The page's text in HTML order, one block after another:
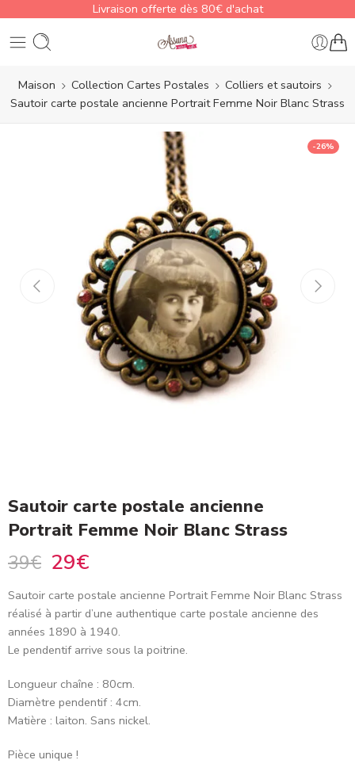
Livraison offerte dès 80€ d'achat
Maison Collection Cartes Postales
Colliers et sautoirs
Sautoir carte postale ancienne Portrait Femme Noir Blanc Strass
-26%
Sautoir carte postale ancienne
Portrait Femme Noir Blanc Strass
39€ 29€
Sautoir carte postale ancienne Portrait Femme Noir Blanc Strass
réalisé à partir d’une authentique carte postale ancienne des
années 1890 à 1940.
Le pendentif arrive sous la poitrine.
Longueur chaîne : 80cm.
Diamètre pendentif : 4cm.
Matière : laiton. Sans nickel.
Pièce unique !